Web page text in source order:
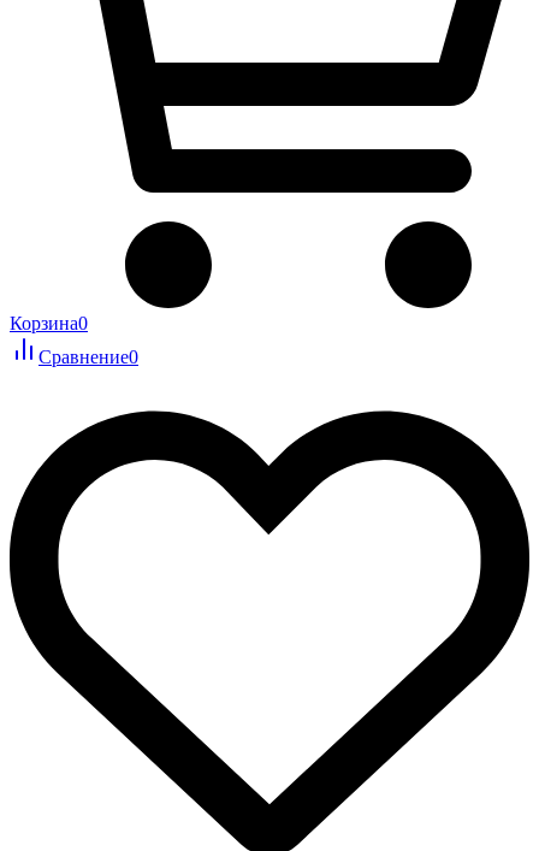
Корзина0
Сравнение0